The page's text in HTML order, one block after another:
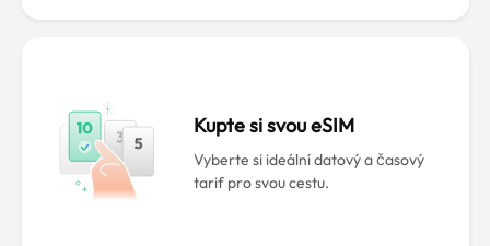
Kupte si svou eSIM
Vyberte si ideální datový a časový
tarif pro svou cestu.